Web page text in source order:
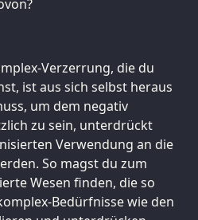
Verzerrung, die du
ist aus sich selbst heraus
um dem negativ
zu sein, unterdrückt
Verwendung an die
So magst du zum
Wesen finden, die so
Bedürfnisse wie den